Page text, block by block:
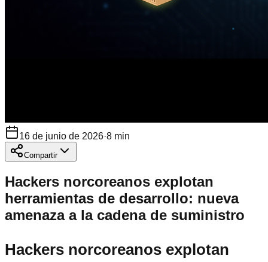
16 de junio de 2026·8 min
Compartir
Hackers norcoreanos explotan
herramientas de desarrollo: nueva
amenaza a la cadena de suministro
Hackers norcoreanos explotan